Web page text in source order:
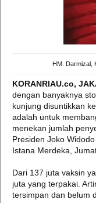
HM. Darmizal,
KORANRIAU.co,
dengan banyaknya
kunjung disuntikkan
adalah untuk
menekan jumlah
Presiden Joko
Istana Merdeka,
Dari 137 juta vaksin
juta yang terpakai.
tersimpan dan belum